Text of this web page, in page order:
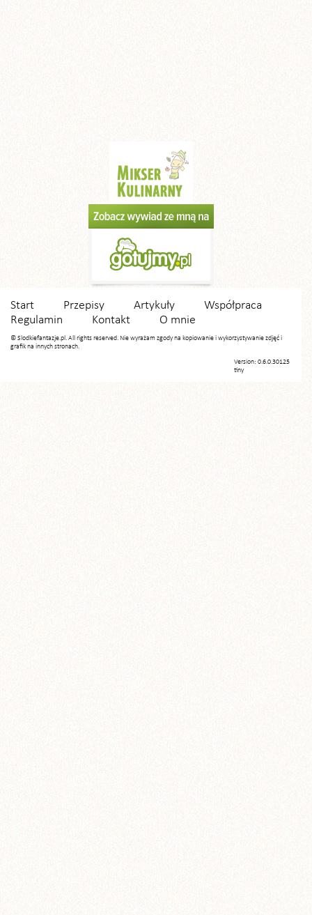
Start Przepisy Artykuły
Współpraca
Regulamin
Kontakt O mnie
© Slodkiefantazje.pl. All rights reserved. Nie wyrażam zgody na kopiowanie i wykorzystywanie zdjęć i
grafik na innych stronach.
Version: 0.6.0.30125
tiny